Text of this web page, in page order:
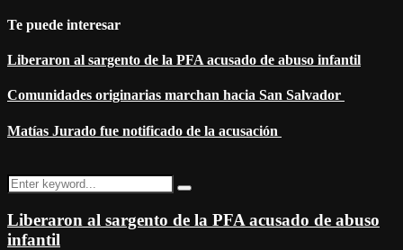
Te puede interesar
Liberaron al sargento de la PFA acusado de abuso infantil
Comunidades originarias marchan hacia San Salvador
Matías Jurado fue notificado de la acusación
Search
for:
Search
Liberaron al sargento de la PFA acusado de abuso
infantil